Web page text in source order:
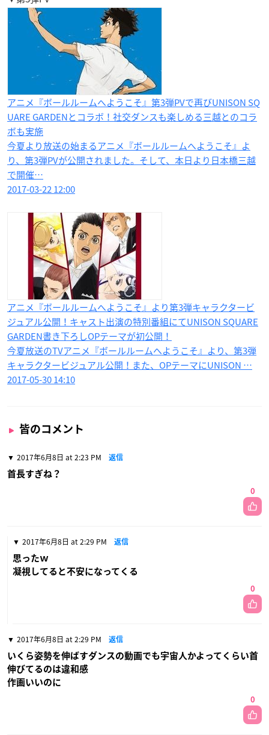
アニメ『ボールルームへようこそ』第3弾PVで再びUNISON SQ
UARE GARDENとコラボ！社交ダンスも楽しめる三越とのコラ
ボも実施
今夏より放送の始まるアニメ『ボールルームへようこそ』よ
り、第3弾PVが公開されました。そして、本日より日本橋三越
で開催…
2017-03-22 12:00
アニメ『ボールルームへようこそ』より第3弾キャラクタービ
ジュアル公開！キャスト出演の特別番組にてUNISON SQUARE
GARDEN書き下ろしOPテーマが初公開！
今夏放送のTVアニメ『ボールルームへようこそ』より、第3弾
キャラクタービジュアル公開！また、OPテーマにUNISON …
2017-05-30 14:10
皆のコメント
2017年6月8日 at 2:23 PM 返信
首長すぎね？
0
2017年6月8日 at 2:29 PM 返信
思ったｗ
凝視してると不安になってくる
0
2017年6月8日 at 2:29 PM 返信
いくら姿勢を伸ばすダンスの動画でも宇宙人かよってくらい首
伸びてるのは違和感
作画いいのに
0